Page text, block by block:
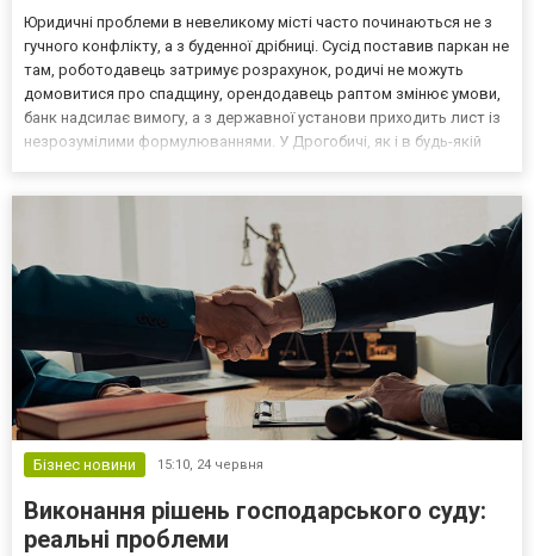
Юридичні проблеми в невеликому місті часто починаються не з
гучного конфлікту, а з буденної дрібниці. Сусід поставив паркан не
там, роботодавець затримує розрахунок, родичі не можуть
домовитися про спадщину, орендодавець раптом змінює умови,
банк надсилає вимогу, а з державної установи приходить лист із
незрозумілими формулюваннями. У Дрогобичі, як і в будь-якій
Бізнес новини 15:10, 24 червня
Виконання рішень господарського суду:
реальні проблеми